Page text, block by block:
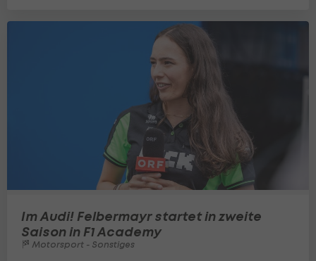
Im Audi! Felbermayr startet in zweite
Saison in F1 Academy
Motorsport - Sonstiges